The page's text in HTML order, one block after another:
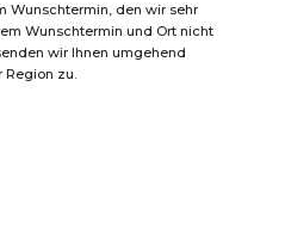
Wunschtermin, den wir sehr
Wunschtermin und Ort nicht
wir Ihnen umgehend
Region zu.